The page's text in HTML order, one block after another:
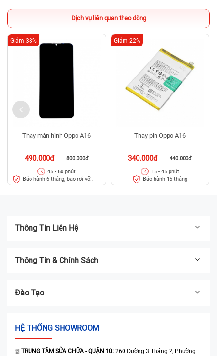
Dịch vụ liên quan theo dòng
Thay màn hình Oppo A16
490.000đ 800.000đ
Giảm 38%
45 - 60 phút
Bảo hành 6 tháng, bao rơi vỡ
kính
Thay pin Oppo A16
340.000đ 440.000đ
Giảm 22%
15 - 45 phút
Bảo hành 15 tháng
Thông Tin Liên Hệ
Thông Tin & Chính Sách
Đào Tạo
HỆ THỐNG SHOWROOM
TRUNG TÂM SỬA CHỮA - QUẬN 10: 260 Đường 3 Tháng 2, Phường